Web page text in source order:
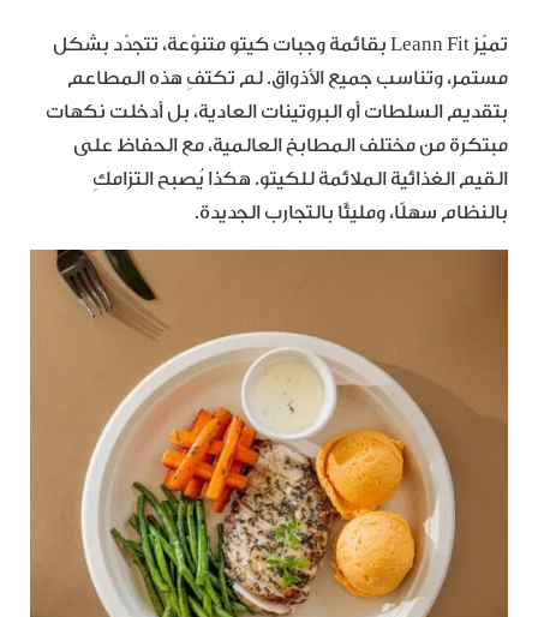
تميّز Leann Fit بقائمة وجبات كيتو متنوّعة، تتجدّد بشكل
مستمر، وتناسب جميع الأذواق. لم تكتفِ هذه المطاعم
بتقديم السلطات أو البروتينات العادية، بل أدخلت نكهات
مبتكرة من مختلف المطابخ العالمية، مع الحفاظ على
القيم الغذائية الملائمة للكيتو. هكذا يُصبح التزامكِ
بالنظام سهلًا، ومليئًا بالتجارب الجديدة.